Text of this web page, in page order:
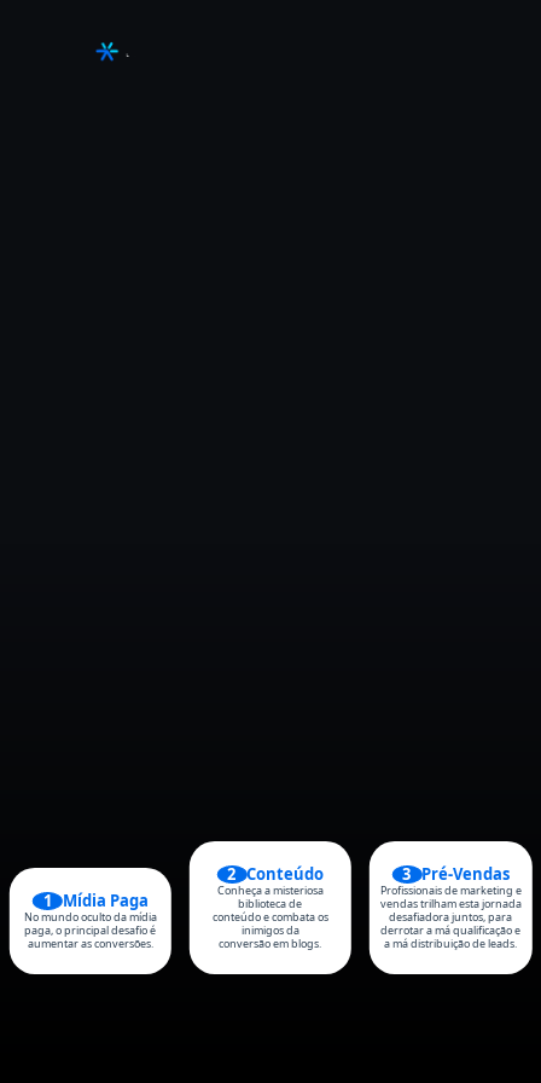
1 Mídia Paga
No mundo oculto da mídia
paga, o principal desafio é
aumentar as conversões.
2 Conteúdo
Conheça a misteriosa
biblioteca de
conteúdo e combata os
inimigos da
conversão em blogs.
3 Pré-Vendas
Profissionais de marketing e
vendas trilham esta jornada
desafiadora juntos, para
derrotar a má qualificação e
a má distribuição de leads.